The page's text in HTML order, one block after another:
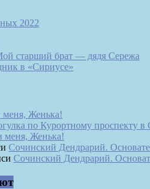
2022
старший брат — дядя Сережа
в «Сириусе»
меня, Женька!
по Курортному проспекту в
меня, Женька!
Сочинский Дендрарий.
Сочинский Дендрарий.